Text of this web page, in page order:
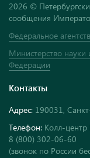
2026 ©
сообщения
Федеральное
Министерство науки
Федерации
Контакты
Адрес: 190031,
Телефон: Колл-
8 (800) 302-06-60
(звонок по России